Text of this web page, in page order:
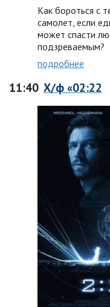
Как бороться с
самолет, если
может спасти
подзреваемым?
подробнее
11:40 Х/ф «02:22